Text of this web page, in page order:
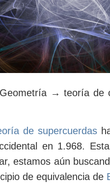
de
de supercuerdas
en 1.968.
estamos aún
de equivalencia de